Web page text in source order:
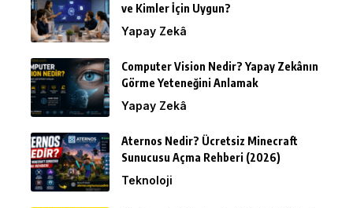
ve Kimler İçin Uygun?
Yapay Zekâ
Computer Vision Nedir? Yapay Zekânın
Görme Yeteneğini Anlamak
Yapay Zekâ
Aternos Nedir? Ücretsiz Minecraft
Sunucusu Açma Rehberi (2026)
Teknoloji